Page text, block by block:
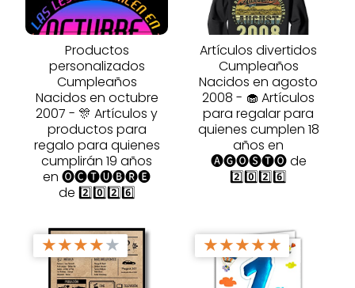
Productos
personalizados
Cumpleaños
Nacidos en octubre
2007 - 🎊 Artículos y
productos para
regalo para quienes
cumplirán 19 años
en 🅞🅒🅣🅤🅑🅡🅔
de 2️⃣0️⃣2️⃣6️⃣
Artículos divertidos
Cumpleaños
Nacidos en agosto
2008 - 🧁 Artículos
para regalar para
quienes cumplen 18
años en
🅐🅖🅞🅢🅣🅞 de
2️⃣0️⃣2️⃣6️⃣
★★★★★ ★★★★★